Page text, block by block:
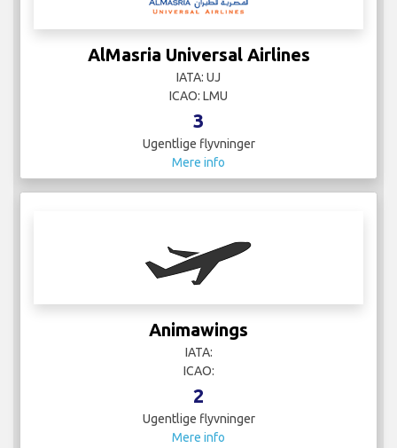
AlMasria Universal Airlines
IATA: UJ
ICAO: LMU
3
Ugentlige flyvninger
Mere info
Animawings
IATA:
ICAO:
2
Ugentlige flyvninger
Mere info